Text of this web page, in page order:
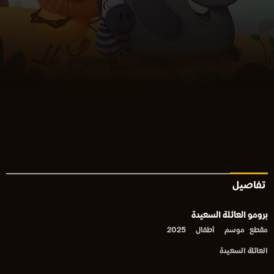
تفاصيل
برومو العائلة السعيدة
مقطع موسم أطفال 2025
العائلة السعيدة